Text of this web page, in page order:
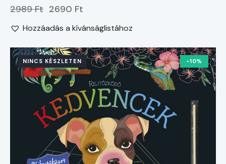
2989 Ft 2690 Ft
Hozzáadás a kívánságlistához
NINCS KÉSZLETEN -10%